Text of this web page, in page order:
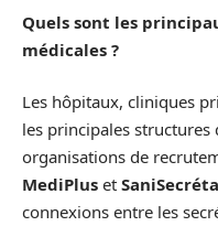
Quels sont les
médicales ?
Les hôpitaux, cliniques
les principales structures
organisations de
MediPlus et
connexions entre les